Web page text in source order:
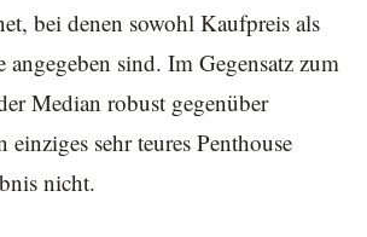
bei denen sowohl Kaufpreis als
angegeben sind. Im Gegensatz zum
Median robust gegenüber
sehr teures Penthouse
nicht.